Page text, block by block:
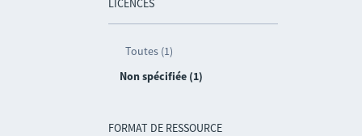
LICENCES
Toutes (1)
Non spécifiée (1)
FORMAT DE RESSOURCE